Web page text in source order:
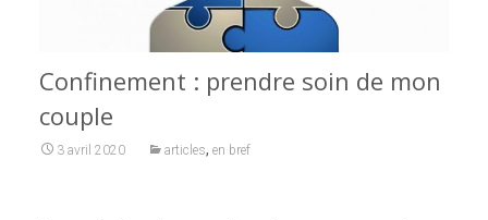
Confinement : prendre soin de mon
couple
3 avril 2020 articles, en bref